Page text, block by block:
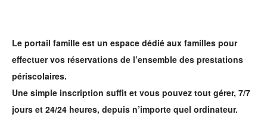
Le portail famille est un espace dédié aux familles pour
effectuer vos réservations de l’ensemble des prestations
périscolaires.
Une simple inscription suffit et vous pouvez tout gérer, 7/7
jours et 24/24 heures, depuis n’importe quel ordinateur.